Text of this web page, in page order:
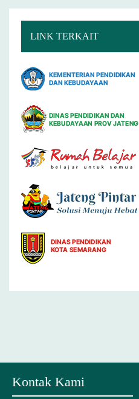
LINK TERKAIT
Kontak Kami